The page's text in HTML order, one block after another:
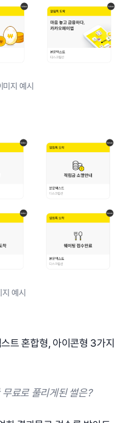
지 예시
예시
트 혼합형, 아이콘형 3가지
료로 풀리게된 썰은?